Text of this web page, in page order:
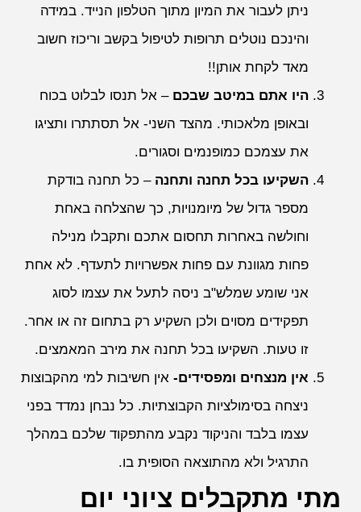
ניתן לעבור את המיון מתוך הטלפון הנייד. במידה
והינכם נוטלים תרופות לטיפול בקשב וריכוז חשוב
מאד לקחת אותן!!
היו אתם במיטב שבכם – אל תנסו לבלוט בכוח
ובאופן מלאכותי. מהצד השני- אל תסתתרו ותציגו
את עצמכם כמופנמים וסגורים.
השקיעו בכל תחנה ותחנה – כל תחנה בודקת
מספר גדול של מיומנויות, כך שהצלחה באחת
וחולשה באחרות תחסום אתכם ותקבלו מנילה
פחות מגוונת עם פחות אפשרויות לתעדף. לא אחת
אני שומע שמלש"ב ניסה לתעל את עצמו לסוג
תפקידים מסוים ולכן השקיע רק בתחום זה או אחר.
זו טעות. השקיעו בכל תחנה את מירב המאמצים.
אין מנצחים ומפסידים- אין חשיבות למי מהקבוצות
ניצחה בסימולציות הקבוצתיות. כל נבחן נמדד בפני
עצמו בלבד והניקוד נקבע מהתפקוד שלכם במהלך
התרגיל ולא מהתוצאה הסופית בו.
מתי מתקבלים ציוני יום